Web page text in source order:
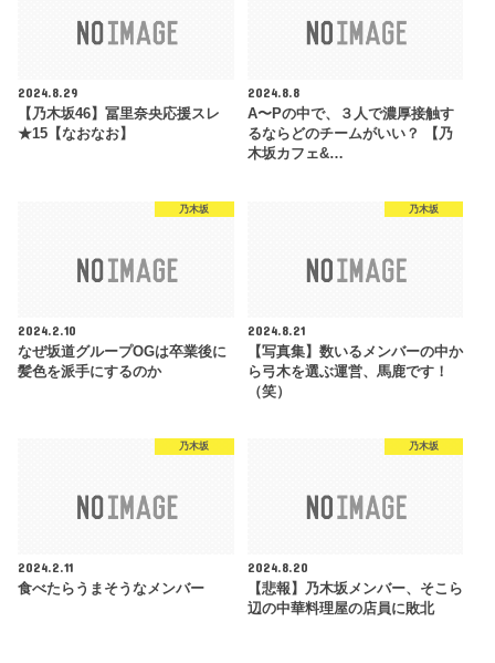
2024.8.29
【乃木坂46】冨里奈央応援スレ
★15【なおなお】
2024.8.8
A〜Pの中で、３人で濃厚接触す
るならどのチームがいい？ 【乃
木坂カフェ&…
乃木坂
2024.2.10
なぜ坂道グループOGは卒業後に
髪色を派手にするのか
乃木坂
2024.8.21
【写真集】数いるメンバーの中か
ら弓木を選ぶ運営、馬鹿です！
（笑）
乃木坂
2024.2.11
食べたらうまそうなメンバー
乃木坂
2024.8.20
【悲報】乃木坂メンバー、そこら
辺の中華料理屋の店員に敗北